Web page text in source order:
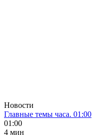
Новости
Главные темы часа. 01:00
01:00
4 мин